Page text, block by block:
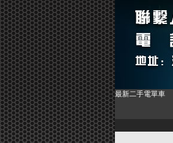
最新二手電單車